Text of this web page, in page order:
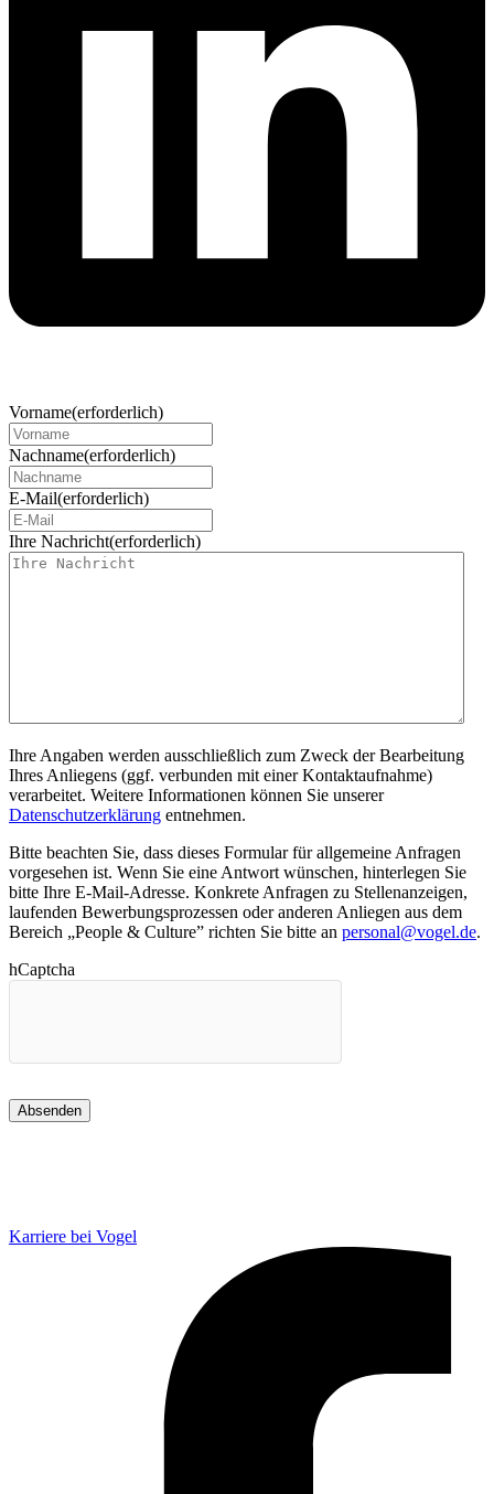
Vorname(erforderlich)
Nachname(erforderlich)
E-Mail(erforderlich)
Ihre Nachricht(erforderlich)
Ihre Angaben werden ausschließlich zum Zweck der Bearbeitung
Ihres Anliegens (ggf. verbunden mit einer Kontaktaufnahme)
verarbeitet. Weitere Informationen können Sie unserer
Datenschutzerklärung entnehmen.
Bitte beachten Sie, dass dieses Formular für allgemeine Anfragen
vorgesehen ist. Wenn Sie eine Antwort wünschen, hinterlegen Sie
bitte Ihre E-Mail-Adresse. Konkrete Anfragen zu Stellenanzeigen,
laufenden Bewerbungsprozessen oder anderen Anliegen aus dem
Bereich „People & Culture” richten Sie bitte an personal@vogel.de.
hCaptcha
Karriere bei Vogel